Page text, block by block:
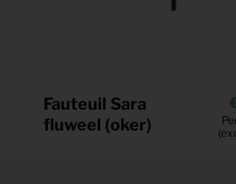
Fauteuil Sara
fluweel (oker)